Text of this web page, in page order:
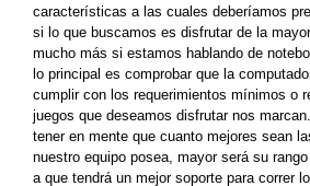
características a las cuales deberíamos
si lo que buscamos es disfrutar de la
mucho más si estamos hablando de
lo principal es comprobar que la
cumplir con los requerimientos mínimos o
juegos que deseamos disfrutar nos
tener en mente que cuanto mejores sean
nuestro equipo posea, mayor será su
a que tendrá un mejor soporte para correr